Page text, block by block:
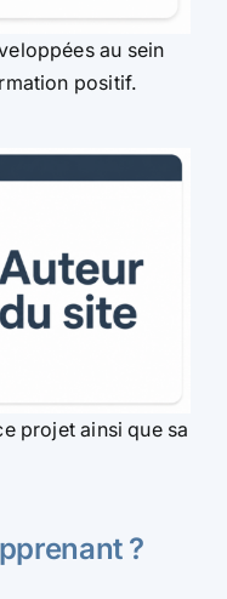
au sein
positif.
projet ainsi que sa
?